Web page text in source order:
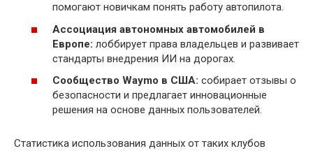
помогают новичкам понять работу автопилота.
Ассоциация автономных автомобилей в
Европе: лоббирует права владельцев и развивает
стандарты внедрения ИИ на дорогах.
Сообщество Waymo в США: собирает отзывы о
безопасности и предлагает инновационные
решения на основе данных пользователей.
Статистика использования данных от таких клубов